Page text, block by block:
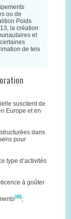
ou de
Poids
la création
et
de tels
suscitent de
Europe et en
dans
pour
type d’activités
à goûter
[45] ;